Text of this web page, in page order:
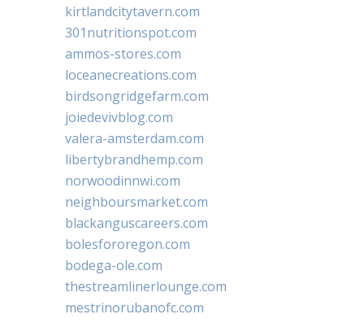
kirtlandcitytavern.com
301nutritionspot.com
ammos-stores.com
loceanecreations.com
birdsongridgefarm.com
joiedevivblog.com
valera-amsterdam.com
libertybrandhemp.com
norwoodinnwi.com
neighboursmarket.com
blackanguscareers.com
bolesfororegon.com
bodega-ole.com
thestreamlinerlounge.com
mestrinorubanofc.com